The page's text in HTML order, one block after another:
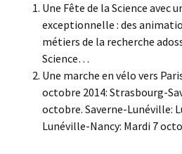
Une Fête de la Science avec
exceptionnelle : des
métiers de la recherche
Science…
Une marche en vélo vers
octobre 2014: Strasbourg-
octobre. Saverne-Lunéville:
Lunéville-Nancy: Mardi 7